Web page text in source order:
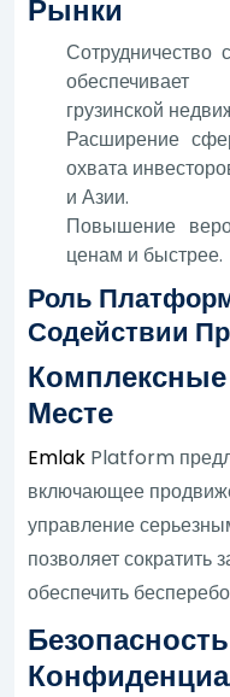
Рынки
Сотрудничество
обеспечивает
грузинской
Расширение
охвата
и Азии.
Повышение
ценам и быстрее.
Роль
Содействии
Месте
Emlak Platform
включающее
управление
позволяет сократить
обеспечить